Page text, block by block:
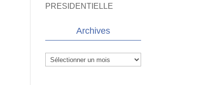
PRESIDENTIELLE
Archives
Archives